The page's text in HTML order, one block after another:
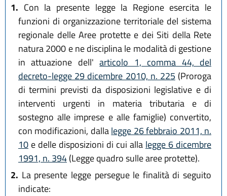
1. Con la presente legge la Regione esercita le
funzioni di organizzazione territoriale del sistema
regionale delle Aree protette e dei Siti della Rete
natura 2000 e ne disciplina le modalità di gestione
in attuazione dell'articolo 1, comma 44, del
decreto-legge 29 dicembre 2010, n. 225 (Proroga
di termini previsti da disposizioni legislative e di
interventi urgenti in materia tributaria e di
sostegno alle imprese e alle famiglie) convertito,
con modificazioni, dallalegge 26 febbraio 2011, n.
10 e delle disposizioni di cui alla legge 6 dicembre
1991, n. 394(Legge quadro sulle aree protette).
2. La presente legge persegue le finalità di seguito
indicate: